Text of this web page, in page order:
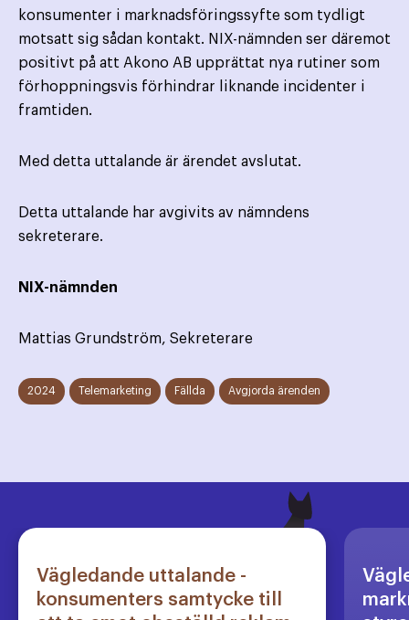
konsumenter i marknadsföringssyfte som tydligt
motsatt sig sådan kontakt. NIX-nämnden ser däremot
positivt på att Akono AB upprättat nya rutiner som
förhoppningsvis förhindrar liknande incidenter i
framtiden.
Med detta uttalande är ärendet avslutat.
Detta uttalande har avgivits av nämndens
sekreterare.
NIX-nämnden
Mattias Grundström, Sekreterare
2024 Telemarketing Fällda Avgjorda ärenden
Vägledande uttalande -
konsumenters samtycke till